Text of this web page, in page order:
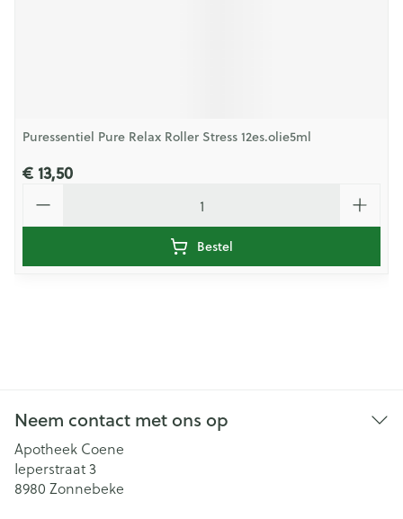
Puressentiel Pure Relax Roller Stress 12es.olie5ml
€ 13,50
Bestel
Neem contact met ons op
Apotheek Coene
Ieperstraat 3
8980 Zonnebeke